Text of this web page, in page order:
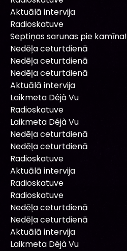
Aktuālā intervija
Radioskatuve
Septiņas sarunas pie kamīna!
Nedēļa ceturtdienā
Nedēļa ceturtdienā
Nedēļa ceturtdienā
Aktuālā intervija
Laikmeta Déjà Vu
Radioskatuve
Laikmeta Déjà Vu
Nedēļa ceturtdienā
Nedēļa ceturtdienā
Radioskatuve
Aktuālā intervija
Radioskatuve
Radioskatuve
Nedēļa ceturtdienā
Nedēļa ceturtdienā
Aktuālā intervija
Laikmeta Déjà Vu